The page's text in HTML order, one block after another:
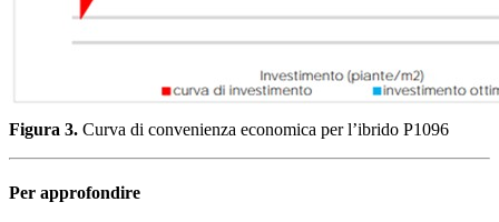
Figura 3. Curva di convenienza economica per l’ibrido P1096
Per approfondire